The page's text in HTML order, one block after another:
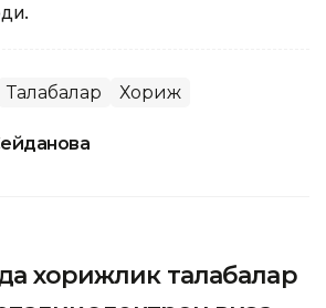
Талабалар Хориж
хорижлик талабалар